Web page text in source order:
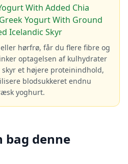
With Added Chia
Yogurt With Ground
Icelandic Skyr
hørfrø, får du flere fibre og
optagelsen af kulhydrater
et højere proteinindhold,
blodsukkeret endnu
yoghurt.
bag denne